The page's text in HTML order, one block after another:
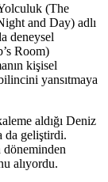
(The
and Day) adlı
deneysel
Room)
kişisel
yansıtmaya
aldığı Deniz
da geliştirdi.
alıyordu.